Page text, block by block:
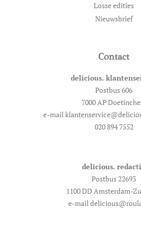
Losse edities
Nieuwsbrief
Contact
delicious.
Postbus 606
7000 AP
e-mail
020 894 7552
delicious.
Postbus 22693
1100 DD Amsterdam-
e-mail